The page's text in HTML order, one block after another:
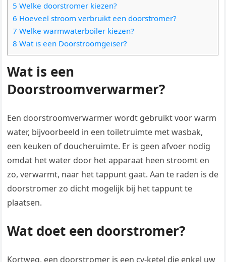
5 Welke doorstromer kiezen?
6 Hoeveel stroom verbruikt een doorstromer?
7 Welke warmwaterboiler kiezen?
8 Wat is een Doorstroomgeiser?
Wat is een
Doorstroomverwarmer?
Een doorstroomverwarmer wordt gebruikt voor warm
water, bijvoorbeeld in een toiletruimte met wasbak,
een keuken of doucheruimte. Er is geen afvoer nodig
omdat het water door het apparaat heen stroomt en
zo, verwarmt, naar het tappunt gaat. Aan te raden is de
doorstromer zo dicht mogelijk bij het tappunt te
plaatsen.
Wat doet een doorstromer?
Kortweg, een doorstromer is een cv-ketel die enkel uw